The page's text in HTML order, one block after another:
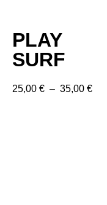
PLAY
SURF
25,00 € – 35,00 €